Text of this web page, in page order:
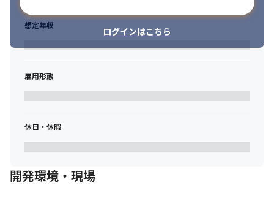
ログインはこちら
想定年収
雇用形態
休日・休暇
開発環境・現場